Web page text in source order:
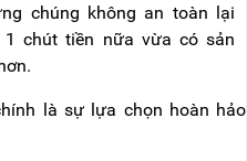
chúng không an toàn lại
chút tiền nữa vừa có sản